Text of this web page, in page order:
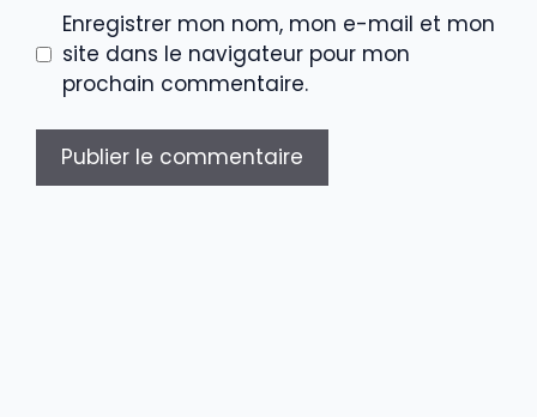
Enregistrer mon nom, mon e-mail et mon
site dans le navigateur pour mon
prochain commentaire.